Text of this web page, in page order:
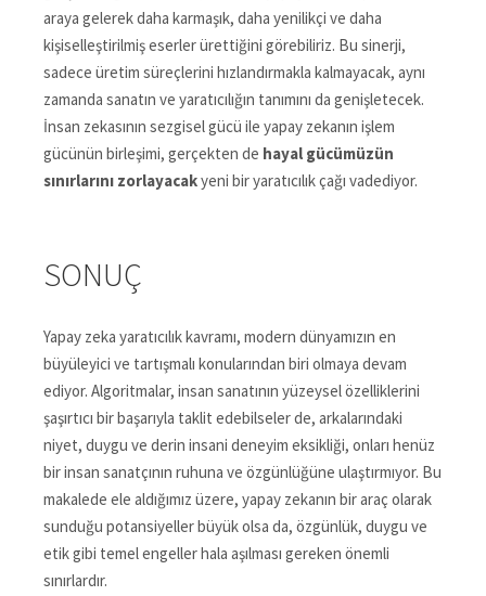
araya gelerek daha karmaşık, daha yenilikçi ve daha
kişiselleştirilmiş eserler ürettiğini görebiliriz. Bu sinerji,
sadece üretim süreçlerini hızlandırmakla kalmayacak, aynı
zamanda sanatın ve yaratıcılığın tanımını da genişletecek.
İnsan zekasının sezgisel gücü ile yapay zekanın işlem
gücünün birleşimi, gerçekten de hayal gücümüzün
sınırlarını zorlayacakyeni bir yaratıcılık çağı vadediyor.
SONUÇ
Yapay zeka yaratıcılık kavramı, modern dünyamızın en
büyüleyici ve tartışmalı konularından biri olmaya devam
ediyor. Algoritmalar, insan sanatının yüzeysel özelliklerini
şaşırtıcı bir başarıyla taklit edebilseler de, arkalarındaki
niyet, duygu ve derin insani deneyim eksikliği, onları henüz
bir insan sanatçının ruhuna ve özgünlüğüne ulaştırmıyor. Bu
makalede ele aldığımız üzere, yapay zekanın bir araç olarak
sunduğu potansiyeller büyük olsa da, özgünlük, duygu ve
etik gibi temel engeller hala aşılması gereken önemli
sınırlardır.